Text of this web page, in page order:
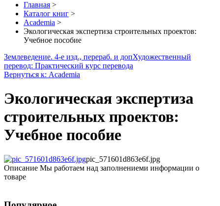
Главная >
Каталог книг >
Academia >
Экологическая экспертиза строительных проектов:
Учебное пособие
Землеведение. 4-е изд., перераб. и допХудожественный
перевод: Практический курс перевода
Вернуться к: Academia
Экологическая экспертиза
строительных проектов:
Учебное пособие
pic_571601d863e6f.jpg
Описание Мы работаем над заполнениеми информации о
товаре